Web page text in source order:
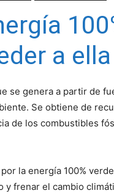
a ella
se genera a partir de
Se obtiene de
de los combustibles
la energía 100%
frenar el cambio